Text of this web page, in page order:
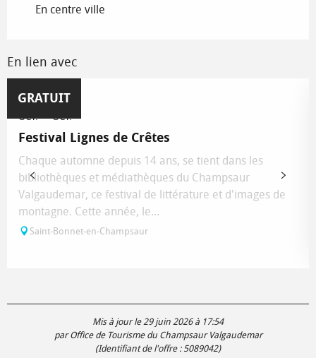
En centre ville
En lien avec
GRATUIT
2
OCT.
11
OCT.
Festival Lignes de Crêtes
Chaque automne depuis 14 ans, se tient dans les
bibliothèques et médiathèques du Champsaur
Valgaudemar, ce festival de littérature et d'images de
montagne. Cette année, le...
Saint-Bonnet-en-Champsaur
Mis à jour le 29 juin 2026 à 17:54
par Office de Tourisme du Champsaur Valgaudemar
(Identifiant de l'offre : 5089042)